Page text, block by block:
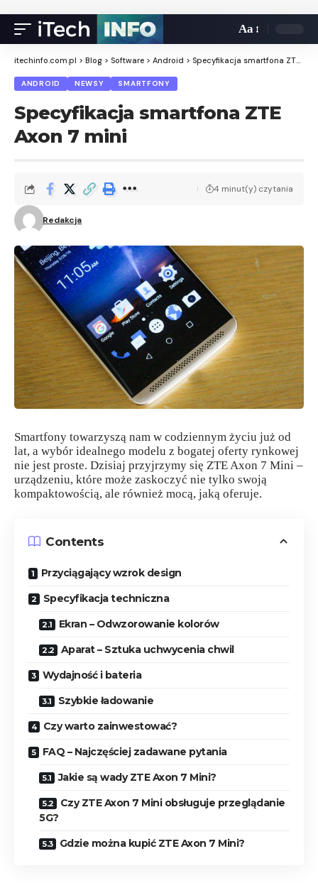
Aa
itechinfo.com.pl > Blog > Software > Android > Specyfikacja smartfona ZTE Axon 7 mini
ANDROID NEWSY SMARTFONY
Specyfikacja smartfona ZTE
Axon 7 mini
Redakcja
4 minut(y) czytania
Smartfony towarzyszą nam w codziennym życiu już od
lat, a wybór idealnego modelu z bogatej oferty rynkowej
nie jest proste. Dzisiaj przyjrzymy się ZTE Axon 7 Mini –
urządzeniu, które może zaskoczyć nie tylko swoją
kompaktowością, ale również mocą, jaką oferuje.
Contents
Przyciągający wzrok design
Specyfikacja techniczna
Ekran – Odwzorowanie kolorów
Aparat – Sztuka uchwycenia chwil
Wydajność i bateria
Szybkie ładowanie
Czy warto zainwestować?
FAQ – Najczęściej zadawane pytania
Jakie są wady ZTE Axon 7 Mini?
Czy ZTE Axon 7 Mini obsługuje przeglądanie
5G?
Gdzie można kupić ZTE Axon 7 Mini?